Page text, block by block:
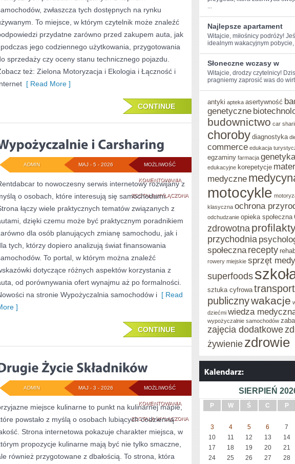
zwłaszcza tych dostępnych na rynku
To miejsce, w którym czytelnik może znaleźć
przydatne zarówno przed zakupem auta, jak
jego codziennego użytkowania, przygotowania
sprzedaży czy oceny stanu technicznego pojazdu.
też: Zielona Motoryzacja i Ekologia i Łączność i
[ Read More ]
CONTINUE
MOŻLIWOŚĆ
KOMENTOWANIAWYPOŻYCZALNIE
I
CARSHARING
ZOSTAŁA WYŁĄCZONA
MAJ - 5 - 2026
ADMIN
to nowoczesny serwis internetowy rozwijany z
o osobach, które interesują się samochodami.
łączy wiele praktycznych tematów związanych z
dzięki czemu może być praktycznym poradnikiem
dla osób planujących zmianę samochodu, jak i
tych, którzy dopiero analizują świat finansowania
To portal, w którym można znaleźć
dotyczące różnych aspektów korzystania z
od porównywania ofert wynajmu aż po formalności.
na stronie Wypożyczalnia samochodów i [ Read
]
CONTINUE
MOŻLIWOŚĆ
KOMENTOWANIADRUGIE
ŻYCIE
SKŁADNIKÓW
ZOSTAŁA WYŁĄCZONA
MAJ - 3 - 2026
ADMIN
miejsce kulinarne to punkt na kulinarnej mapie,
powstało z myślą o osobach lubiących codzienną
Strona internetowa pokazuje charakter miejsca, w
propozycje kulinarne mają być nie tylko smaczne,
również przygotowane z dbałością. To strona, która
...
Najlepsze apartament
Witajcie, miłośnicy​ podróży!
idealnym wakacyjnym pobycie,
Słoneczne wczasy w
Witajcie, drodzy‌ czytelnicy!
pragniemy zaprosić was do
antyki apteka asertywność
genetyczne
budownictwo car
choroby diagnostyka
commerce edukacja
egzaminy farmacja genetyka
edukacyjne korepetycje
medyczne
motocykle
klasyczna ochrona
odchudzanie opieka społeczna
zdrowotna
przychodnia
społeczna recepty
rowery miejskie sprzęt
superfoods
sztuka cyfrowa transport
publicznywakacje
dziećmi wiedza
wypożyczalnie samochodów
zajęcia dodatkowe
żywienie zdrowie
SIERPIEŃ
P W Ś C P
3
4 5 6 7
10
11 12 13 14
17
18 19 20 21
24
25 26 27 28